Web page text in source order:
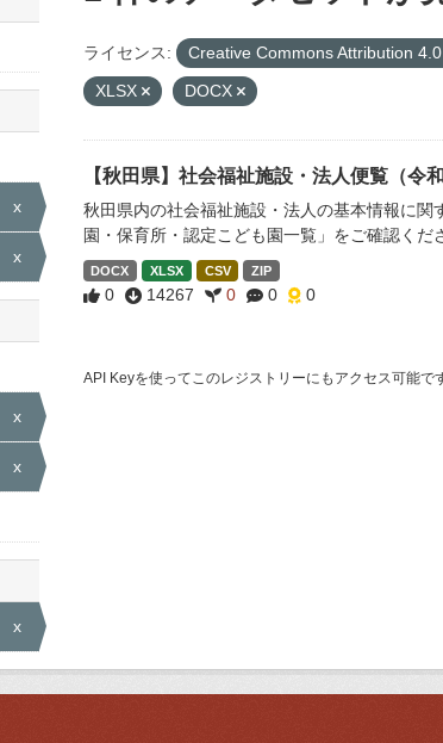
x
x
x
x
x
ライセンス: Creative Commons Attribution 4.0
XLSX
DOCX
【秋田県】社会福祉施設・法人便覧（令和
秋田県内の社会福祉施設・法人の基本情報に
園・保育所・認定こども園一覧」をご確認くだ
DOCX XLSX CSV ZIP
0 14267 0 0 0
API Keyを使ってこのレジストリーにもアクセス可能で